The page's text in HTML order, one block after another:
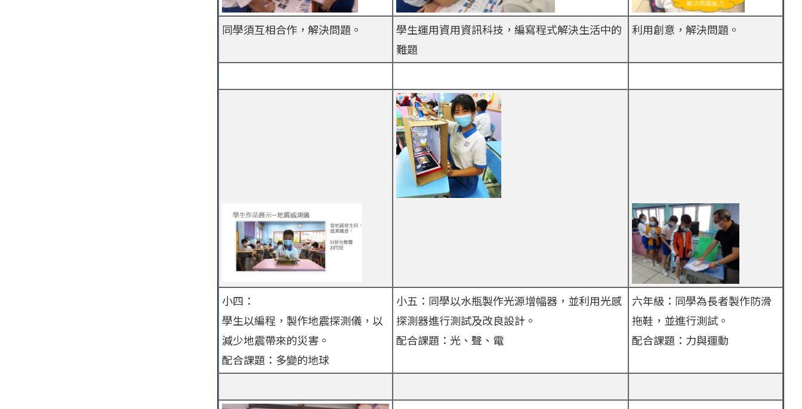
同學須互相合作，解決問題。
學生運用資用資訊科技，編寫程式解決生活中的
難題
利用創意，解決問題。
小四：
學生以編程，製作地震探測儀，以
減少地震帶來的災害。
配合課題：多變的地球
小五：同學以水瓶製作光源增幅器，並利用光感
探測器進行測試及改良設計。
配合課題：光、聲、電
六年級：同學為長者製作防滑
拖鞋，並進行測試。
配合課題：力與運動